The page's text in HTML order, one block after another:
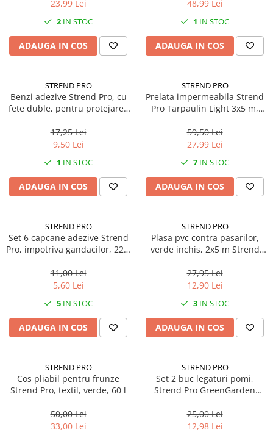
23,99 Lei
2 IN STOC
ADAUGA IN COS
48,99 Lei
1 IN STOC
ADAUGA IN COS
STREND PRO
Benzi adezive Strend Pro, cu
fete duble, pentru protejarea
17,25 Lei
9,50 Lei
1 IN STOC
ADAUGA IN COS
STREND PRO
Prelata impermeabila Strend
Pro Tarpaulin Light 3x5 m,
waterproof
59,50 Lei
27,99 Lei
7 IN STOC
ADAUGA IN COS
STREND PRO
Set 6 capcane adezive Strend
Pro, impotriva gandacilor, 22 x
11,00 Lei
5,60 Lei
5 IN STOC
ADAUGA IN COS
STREND PRO
Plasa pvc contra pasarilor,
verde inchis, 2x5 m Strend
27,95 Lei
12,90 Lei
3 IN STOC
ADAUGA IN COS
STREND PRO
Cos pliabil pentru frunze
Strend Pro, textil, verde, 60 l
50,00 Lei
33,00 Lei
STREND PRO
Set 2 buc legaturi pomi,
Strend Pro GreenGarden
pentru pomii tineri
25,00 Lei
12,98 Lei